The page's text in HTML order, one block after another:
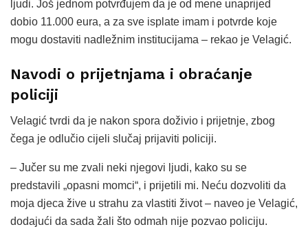
ljudi. Još jednom potvrđujem da je od mene unaprijed
dobio 11.000 eura, a za sve isplate imam i potvrde koje
mogu dostaviti nadležnim institucijama – rekao je Velagić.
Navodi o prijetnjama i obraćanje
policiji
Velagić tvrdi da je nakon spora doživio i prijetnje, zbog
čega je odlučio cijeli slučaj prijaviti policiji.
– Jučer su me zvali neki njegovi ljudi, kako su se
predstavili „opasni momci“, i prijetili mi. Neću dozvoliti da
moja djeca žive u strahu za vlastiti život – naveo je Velagić,
dodajući da sada žali što odmah nije pozvao policiju.